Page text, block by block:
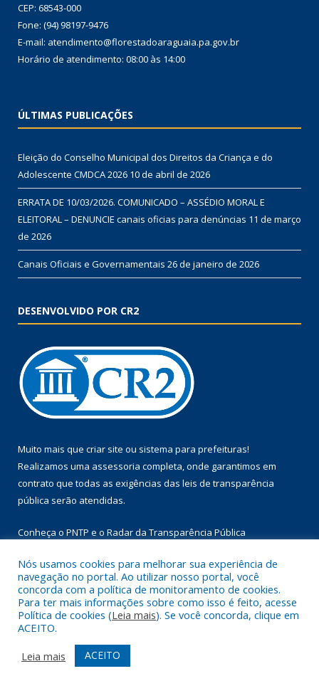
CEP: 68543-000
Fone: (94) 98197-9476
E-mail: atendimento@florestadoaraguaia.pa.gov.br
Horário de atendimento: 08:00 às 14:00
ÚLTIMAS PUBLICAÇÕES
Eleição do Conselho Municipal dos Direitos da Criança e do
Adolescente CMDCA 2026 10 de abril de 2026
ERRATA DE 10/03/2026. COMUNICADO – ASSÉDIO MORAL E
ELEITORAL – DENUNCIE canais oficias para denúncias 11 de março
de 2026
Canais Oficiais e Governamentais 26 de janeiro de 2026
DESENVOLVIDO POR CR2
Muito mais que criar site ou sistema para prefeituras!
Realizamos uma assessoria completa, onde garantimos em
contrato que todas as exigências das leis de transparência
pública serão atendidas.
Conheça o PNTP e o Radar da Transparência Pública
Todos os direitos reservados a Prefeitura Municipal de Floresta
do Araguaia.
Mapa do Site
Acessar Área Administrativa
Acessar Webmail
Nós usamos cookies para melhorar sua experiência de
navegação no portal. Ao utilizar nosso portal, você
concorda com a política de monitoramento de cookies.
Para ter mais informações sobre como isso é feito, acesse
Política de cookies (Leia mais). Se você concorda, clique em
ACEITO.
Leia mais
ACEITO